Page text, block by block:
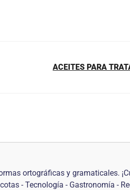
ACEITES PARA
ortográficas y gramaticales.
- Tecnología - Gastronomía -